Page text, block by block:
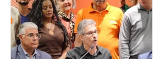
do Serviço Brasileiro de Apoio às Micro
e Pequenas Empresas (Sebrae),
realizado a partir de dados do Instituto
Brasileiro de Geografia e Estatística
(IBGE). O estudo do Sebrae mostra que,